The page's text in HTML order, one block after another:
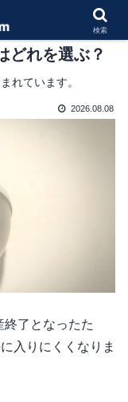
どれを選ぶ？
れています。
2026.08.08
了となったた
入りにくくなりま
検索